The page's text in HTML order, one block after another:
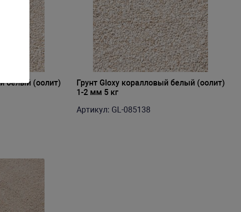
белый (оолит)
Грунт Gloxy коралловый белый (оолит)
1-2 мм 5 кг
Артикул: GL-085138